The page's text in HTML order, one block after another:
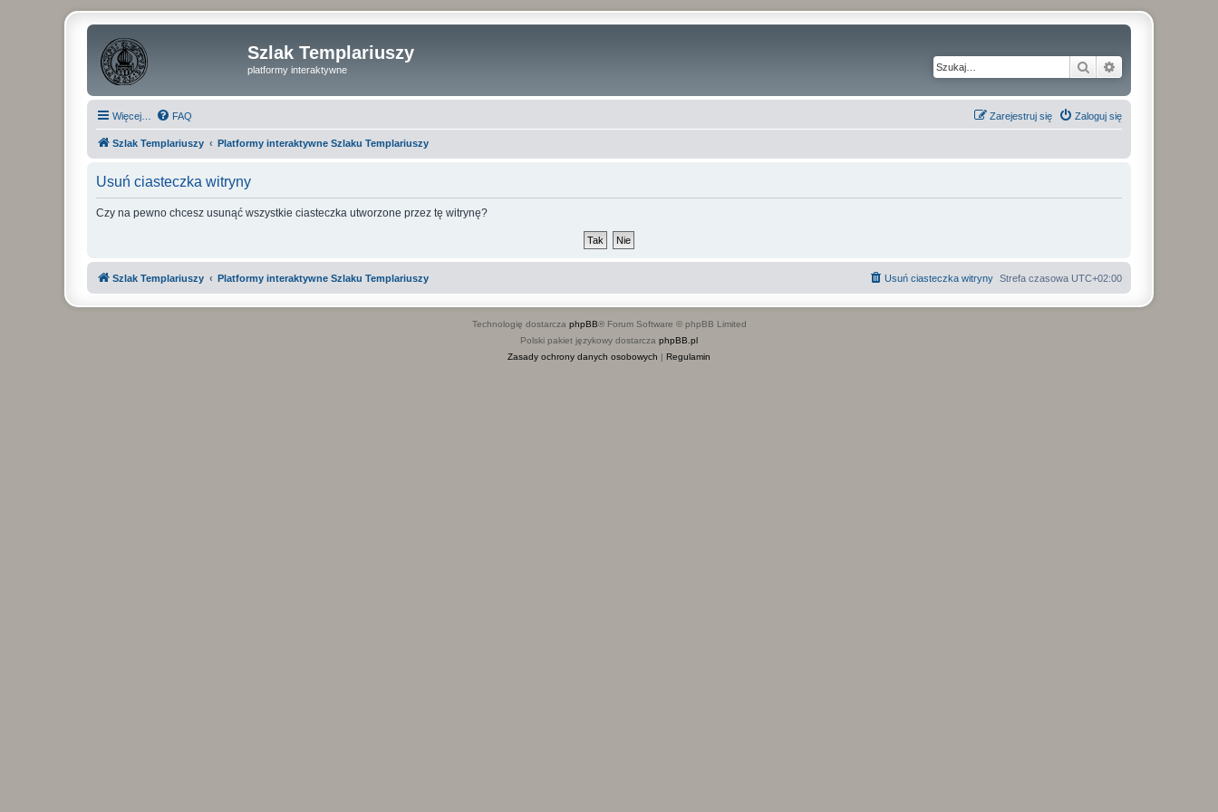
Szlak Templariuszy
platformy interaktywne Szukaj
Więcej… FAQ Zaloguj się
Zarejestruj się
Szlak Templariuszy Platformy interaktywne Szlaku Templariuszy
Usuń ciasteczka witryny
Czy na pewno chcesz usunąć wszystkie ciasteczka utworzone przez tę witrynę?
Szlak Templariuszy Platformy interaktywne Szlaku Templariuszy Strefa czasowa UTC+02:00
Usuń ciasteczka witryny
Technologię dostarcza phpBB® Forum Software © phpBB Limited
Polski pakiet językowy dostarcza phpBB.pl
Zasady ochrony danych osobowych | Regulamin